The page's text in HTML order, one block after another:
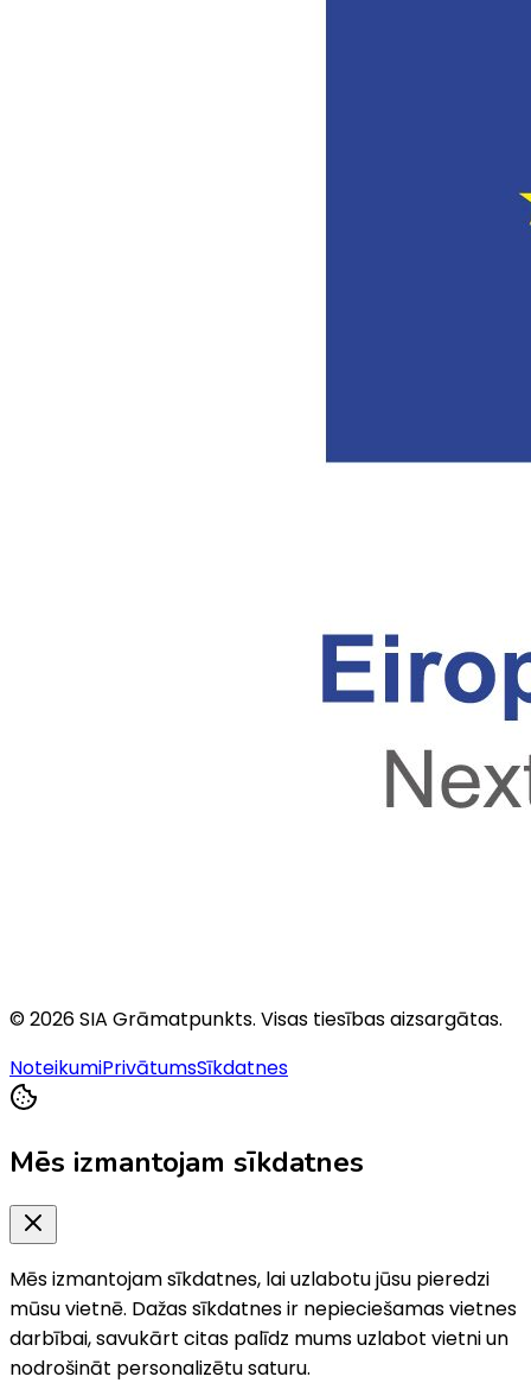
©2026SIA Grāmatpunkts. Visas tiesības aizsargātas.
NoteikumiPrivātumsSīkdatnes
Mēs izmantojam sīkdatnes
Mēs izmantojam sīkdatnes, lai uzlabotu jūsu pieredzi
mūsu vietnē. Dažas sīkdatnes ir nepieciešamas vietnes
darbībai, savukārt citas palīdz mums uzlabot vietni un
nodrošināt personalizētu saturu.